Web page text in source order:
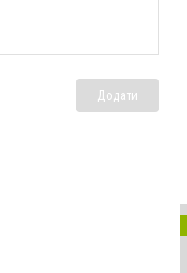
Додати